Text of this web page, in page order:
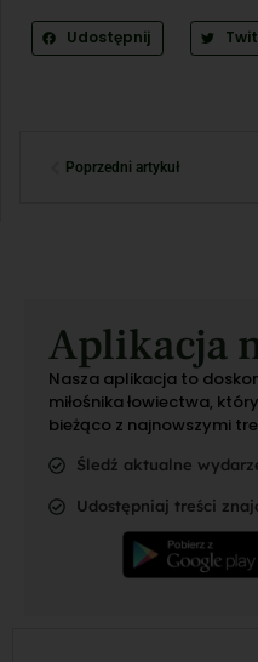
Udostępnij
Poprzedni artykuł
Aplikacja
Nasza aplikacja to
miłośnika łowiectwa,
bieżąco z najnowszymi
Śledź aktualne
Udostępniaj treści